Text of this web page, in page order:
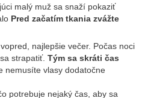
malý muž sa snaží pokaziť
Pred začatím tkania zvážte
najlepšie večer. Počas noci
strapatiť. Tým sa skráti čas
nemusíte vlasy dodatočne
potrebuje nejaký čas, aby sa